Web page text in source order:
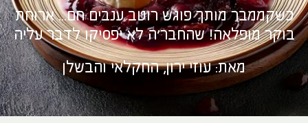
כשקממבר מותך פוגש רוטב ענבים חם... ארוחת
בוקר מופלאה! שהחבר'ה לא יפסיקו לדבר עליה
מאת: עוזי ירון, החקלאי והבשלן